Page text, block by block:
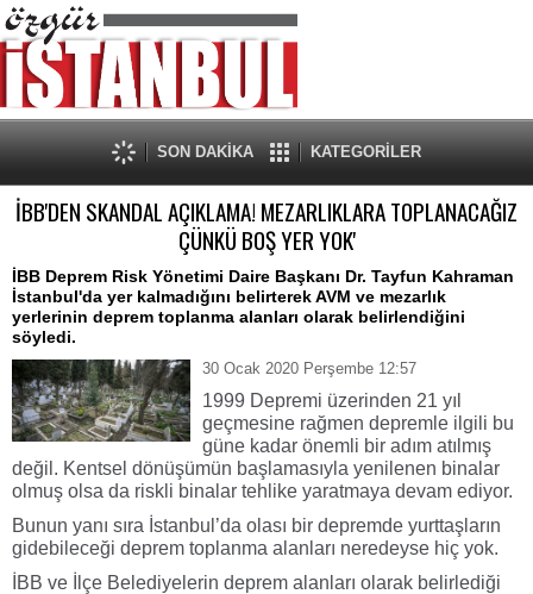
SON DAKİKA KATEGORİLER
İBB'DEN SKANDAL AÇIKLAMA! MEZARLIKLARA TOPLANACAĞIZ
ÇÜNKÜ BOŞ YER YOK'
İBB Deprem Risk Yönetimi Daire Başkanı Dr. Tayfun Kahraman
İstanbul'da yer kalmadığını belirterek AVM ve mezarlık
yerlerinin deprem toplanma alanları olarak belirlendiğini
söyledi.
30 Ocak 2020 Perşembe 12:57
1999 Depremi üzerinden 21 yıl
geçmesine rağmen depremle ilgili bu
güne kadar önemli bir adım atılmış
değil. Kentsel dönüşümün başlamasıyla yenilenen binalar
olmuş olsa da riskli binalar tehlike yaratmaya devam ediyor.
Bunun yanı sıra İstanbul’da olası bir depremde yurttaşların
gidebileceği deprem toplanma alanları neredeyse hiç yok.
İBB ve İlçe Belediyelerin deprem alanları olarak belirlediği